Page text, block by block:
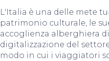
L'Italia è una delle mete
patrimonio culturale, le
accoglienza alberghiera
digitalizzazione del
modo in cui i viaggiatori